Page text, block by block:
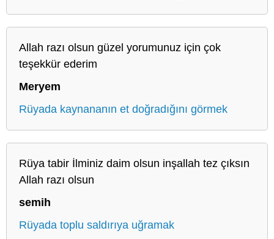
Allah razı olsun güzel yorumunuz için çok
teşekkür ederim
Meryem
Rüyada kaynananın et doğradığını görmek
Rüya tabir İlminiz daim olsun inşallah tez çıksın
Allah razı olsun
semih
Rüyada toplu saldırıya uğramak